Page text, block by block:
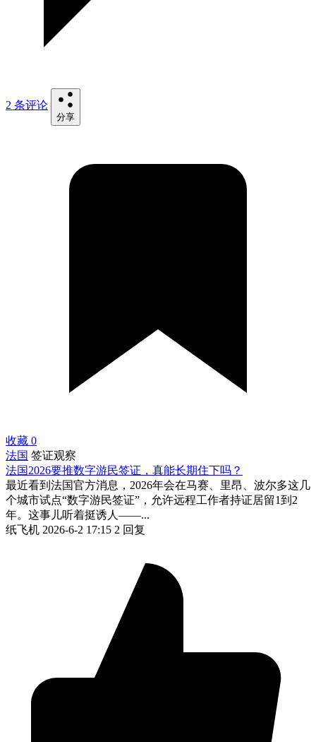
2 条评论
分享
收藏 0
法国 签证观察
法国2026要推数字游民签证，真能长期住下吗？
最近看到法国官方消息，2026年会在马赛、里昂、波尔多这几
个城市试点“数字游民签证”，允许远程工作者持证居留1到2
年。这事儿听着挺诱人——...
纸飞机 2026-6-2 17:15 2 回复